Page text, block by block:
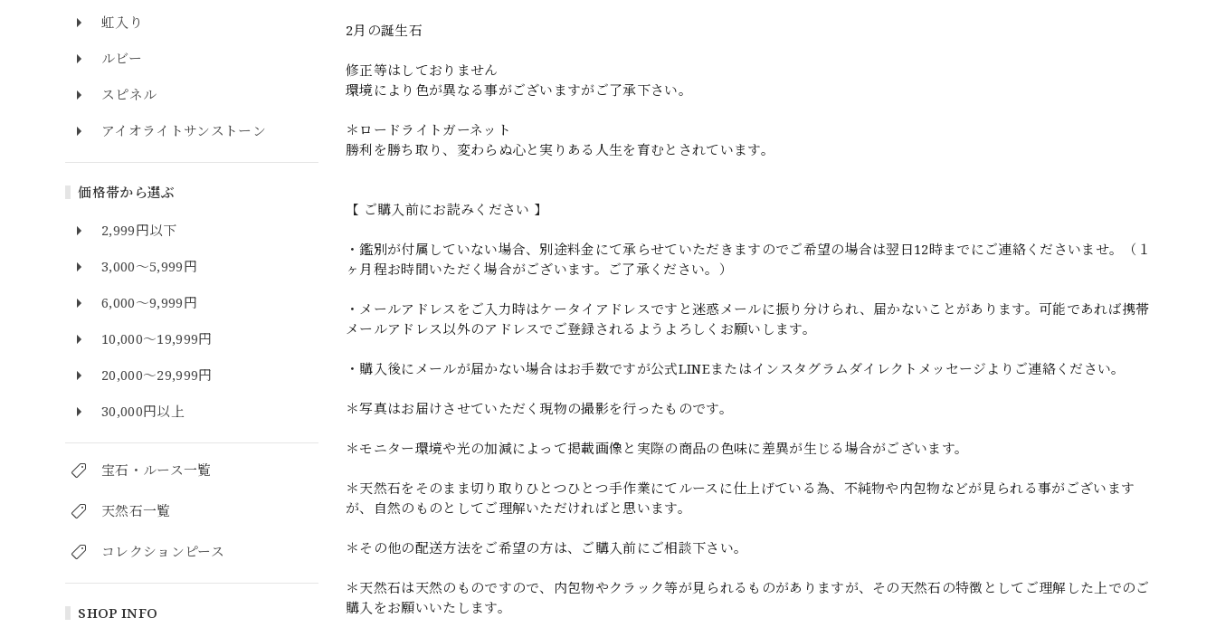
虹入り
ルビー
スピネル
アイオライトサンストーン
価格帯から選ぶ
2,999円以下
3,000～5,999円
6,000～9,999円
10,000～19,999円
20,000～29,999円
30,000円以上
宝石・ルース一覧
天然石一覧
コレクションピース
SHOP INFO
2月の誕生石
修正等はしておりません
環境により色が異なる事がございますがご了承下さい。
＊ロードライトガーネット
勝利を勝ち取り、変わらぬ心と実りある人生を育むとされています。
【 ご購入前にお読みください 】
・鑑別が付属していない場合、別途料金にて承らせていただきますのでご希望の場合は翌日12時までにご連絡くださいませ。（１
ヶ月程お時間いただく場合がございます。ご了承ください。）
・メールアドレスをご入力時はケータイアドレスですと迷惑メールに振り分けられ、届かないことがあります。可能であれば携帯
メールアドレス以外のアドレスでご登録されるようよろしくお願いします。
・購入後にメールが届かない場合はお手数ですが公式LINEまたはインスタグラムダイレクトメッセージよりご連絡ください。
＊写真はお届けさせていただく現物の撮影を行ったものです。
＊モニター環境や光の加減によって掲載画像と実際の商品の色味に差異が生じる場合がございます。
＊天然石をそのまま切り取りひとつひとつ手作業にてルースに仕上げている為、不純物や内包物などが見られる事がございます
が、自然のものとしてご理解いただければと思います。
＊その他の配送方法をご希望の方は、ご購入前にご相談下さい。
＊天然石は天然のものですので、内包物やクラック等が見られるものがありますが、その天然石の特徴としてご理解した上でのご
購入をお願いいたします。